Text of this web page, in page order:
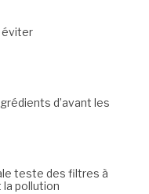
éviter
d’avant les
teste des filtres à
pollution